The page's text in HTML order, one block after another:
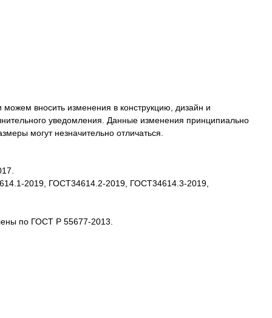
вносить изменения в конструкцию, дизайн и
уведомления. Данные изменения принципиально
могут незначительно отличаться.
2019, ГОСТ34614.2-2019, ГОСТ34614.3-2019,
по ГОСТ Р 55677-2013.